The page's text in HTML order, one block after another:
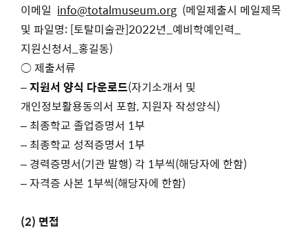
이메일 info@totalmuseum.org (메일제출시 메일제목
및 파일명: [토탈미술관]2022년_예비학예인력_
지원신청서_홍길동)
○ 제출서류
–지원서 양식 다운로드(자기소개서 및
개인정보활용동의서 포함, 지원자 작성양식)
– 최종학교 졸업증명서 1부
– 최종학교 성적증명서 1부
– 경력증명서(기관 발행) 각 1부씩(해당자에 한함)
– 자격증 사본 1부씩(해당자에 한함)
(2) 면접